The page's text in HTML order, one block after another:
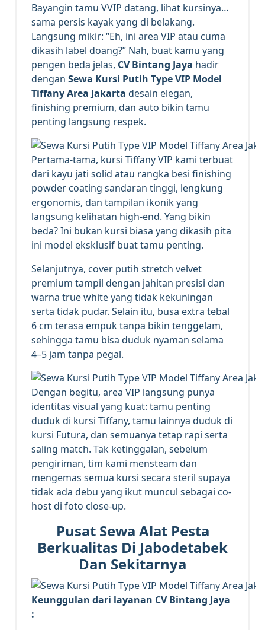
Bayangin tamu VVIP datang, lihat kursinya…
sama persis kayak yang di belakang.
Langsung mikir: “Eh, ini area VIP atau cuma
dikasih label doang?” Nah, buat kamu yang
pengen beda jelas, CV Bintang Jaya hadir
dengan Sewa Kursi Putih Type VIP Model
Tiffany Area Jakarta desain elegan,
finishing premium, dan auto bikin tamu
penting langsung respek.
Pertama-tama, kursi Tiffany VIP kami terbuat
dari kayu jati solid atau rangka besi finishing
powder coating sandaran tinggi, lengkung
ergonomis, dan tampilan ikonik yang
langsung kelihatan high-end. Yang bikin
beda? Ini bukan kursi biasa yang dikasih pita
ini model eksklusif buat tamu penting.
Selanjutnya, cover putih stretch velvet
premium tampil dengan jahitan presisi dan
warna true white yang tidak kekuningan
serta tidak pudar. Selain itu, busa extra tebal
6 cm terasa empuk tanpa bikin tenggelam,
sehingga tamu bisa duduk nyaman selama
4–5 jam tanpa pegal.
Dengan begitu, area VIP langsung punya
identitas visual yang kuat: tamu penting
duduk di kursi Tiffany, tamu lainnya duduk di
kursi Futura, dan semuanya tetap rapi serta
saling match. Tak ketinggalan, sebelum
pengiriman, tim kami mensteam dan
mengemas semua kursi secara steril supaya
tidak ada debu yang ikut muncul sebagai co-
host di foto close-up.
Pusat Sewa Alat Pesta
Berkualitas Di Jabodetabek
Dan Sekitarnya
Keunggulan dari layanan CV Bintang Jaya
: